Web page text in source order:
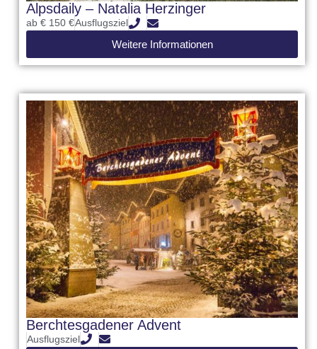
Alpsdaily – Natalia Herzinger
ab € 150 €Ausflugsziel
Weitere Informationen
Berchtesgadener Advent
Ausflugsziel